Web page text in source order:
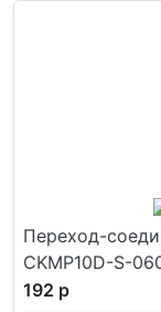
Переход-
CKMP10D-S-
192 р